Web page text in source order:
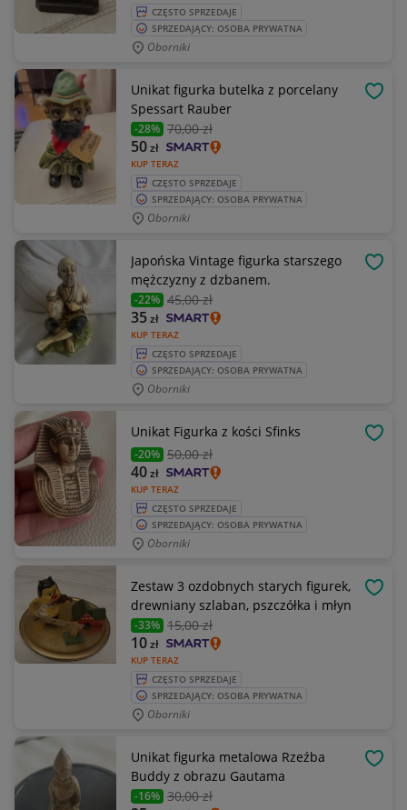
CZĘSTO SPRZEDAJE
SPRZEDAJĄCY: OSOBA PRYWATNA
Oborniki
Unikat figurka butelka z porcelany
Spessart Rauber
-28% 70,00 zł
KUP TERAZ
50zł
CZĘSTO SPRZEDAJE
SPRZEDAJĄCY: OSOBA PRYWATNA
Oborniki
Japońska Vintage figurka starszego
mężczyzny z dzbanem.
-22% 45,00 zł
KUP TERAZ
35zł
CZĘSTO SPRZEDAJE
SPRZEDAJĄCY: OSOBA PRYWATNA
Oborniki
Unikat Figurka z kości Sfinks
-20% 50,00 zł
KUP TERAZ
40zł
CZĘSTO SPRZEDAJE
SPRZEDAJĄCY: OSOBA PRYWATNA
Oborniki
Zestaw 3 ozdobnych starych figurek,
drewniany szlaban, pszczółka i młyn
-33% 15,00 zł
KUP TERAZ
10zł
CZĘSTO SPRZEDAJE
SPRZEDAJĄCY: OSOBA PRYWATNA
Oborniki
Unikat figurka metalowa Rzeźba
Buddy z obrazu Gautama
-16% 30,00 zł